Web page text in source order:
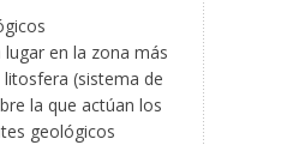
lugar en la zona más
litosfera (sistema de
la que actúan los
geológicos